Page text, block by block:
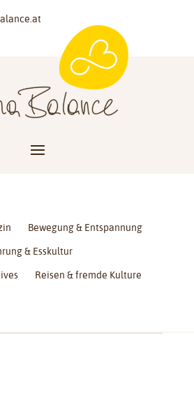
Bewegung & Entspannung
& Esskultur
Reisen & fremde Kulture